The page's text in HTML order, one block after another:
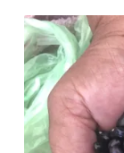
定天然災害，
部及農業部；
防長」。專職
籌辦理重大災
（公視新聞網
護區降級解編